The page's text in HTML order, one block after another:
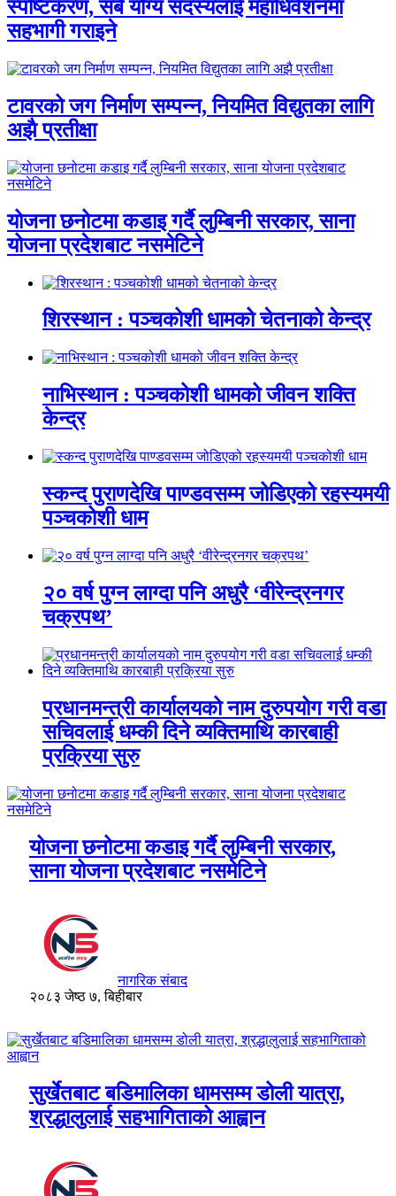
स्पष्टिकरण, सबै योग्य सदस्यलाई महाधिवेशनमा
सहभागी गराइने
टावरको जग निर्माण सम्पन्न, नियमित विद्युतका लागि
अझै प्रतीक्षा
योजना छनोटमा कडाइ गर्दै लुम्बिनी सरकार, साना
योजना प्रदेशबाट नसमेटिने
शिरस्थान : पञ्चकोशी धामको चेतनाको केन्द्र
नाभिस्थान : पञ्चकोशी धामको जीवन शक्ति
केन्द्र
स्कन्द पुराणदेखि पाण्डवसम्म जोडिएको रहस्यमयी
पञ्चकोशी धाम
२० वर्ष पुग्न लाग्दा पनि अधुरै ‘वीरेन्द्रनगर
चक्रपथ’
प्रधानमन्त्री कार्यालयको नाम दुरुपयोग गरी वडा
सचिवलाई धम्की दिने व्यक्तिमाथि कारबाही
प्रक्रिया सुरु
योजना छनोटमा कडाइ गर्दै लुम्बिनी सरकार,
साना योजना प्रदेशबाट नसमेटिने
नागरिक संबाद
२०८३ जेष्ठ ७, बिहीबार
सुर्खेतबाट बडिमालिका धामसम्म डोली यात्रा,
श्रद्धालुलाई सहभागिताको आह्वान